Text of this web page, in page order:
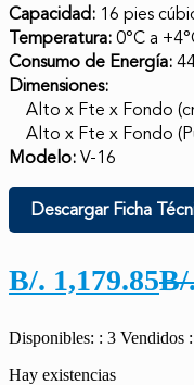
Capacidad: 16 pies
Temperatura:0°C a
Consumo de Energía:
Dimensiones:
Alto x Fte x Fondo
Alto x Fte x Fondo
Modelo:V-16
Descargar Ficha
B/. 1,179.85El
B/
Disponibles: : 3 Vendidos
Hay existencias